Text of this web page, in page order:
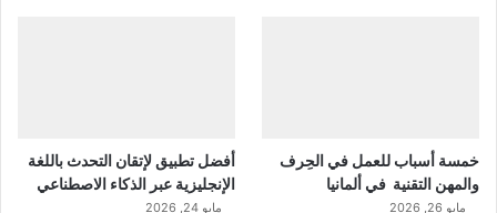
خمسة أسباب للعمل في الحِرف
والمهن التقنية في ألمانيا
مايو 26, 2026
أفضل تطبيق لإتقان التحدث باللغة
الإنجليزية عبر الذكاء الاصطناعي
مايو 24, 2026